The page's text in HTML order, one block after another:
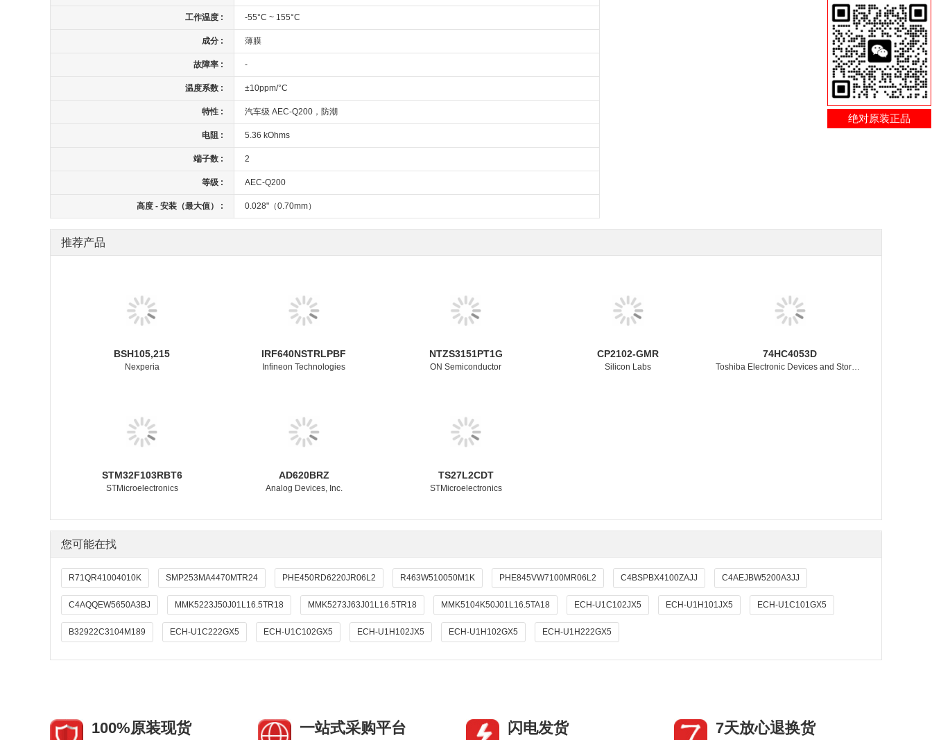
工作温度 : -55°C ~ 155°C
成分 : 薄膜
故障率 : -
温度系数 : ±10ppm/°C
特性 : 汽车级 AEC-Q200，防潮
电阻 : 5.36 kOhms
端子数 : 2
等级 : AEC-Q200
高度 - 安装（最大值） : 0.028"（0.70mm）
推荐产品
BSH105,215
Nexperia
IRF640NSTRLPBF
Infineon Technologies
NTZS3151PT1G
ON Semiconductor
CP2102-GMR
Silicon Labs
74HC4053D
Toshiba Electronic Devices and Storage Corporation
STM32F103RBT6
STMicroelectronics
AD620BRZ
Analog Devices, Inc.
TS27L2CDT
STMicroelectronics
您可能在找
R71QR41004010K SMP253MA4470MTR24 PHE450RD6220JR06L2 R463W510050M1K PHE845VW7100MR06L2 C4BSPBX4100ZAJJ C4AEJBW5200A3JJ
C4AQQEW5650A3BJ MMK5223J50J01L16.5TR18 MMK5273J63J01L16.5TR18 MMK5104K50J01L16.5TA18 ECH-U1C102JX5 ECH-U1H101JX5 ECH-U1C101GX5
B32922C3104M189 ECH-U1C222GX5 ECH-U1C102GX5 ECH-U1H102JX5 ECH-U1H102GX5 ECH-U1H222GX5
100%原装现货 一站式采购平台 闪电发货 7天放心退换货
绝对原装正品